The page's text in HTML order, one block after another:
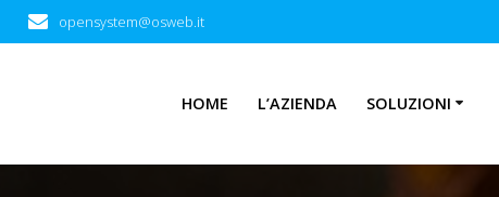
opensystem@osweb.it
HOME L’AZIENDA SOLUZIONI